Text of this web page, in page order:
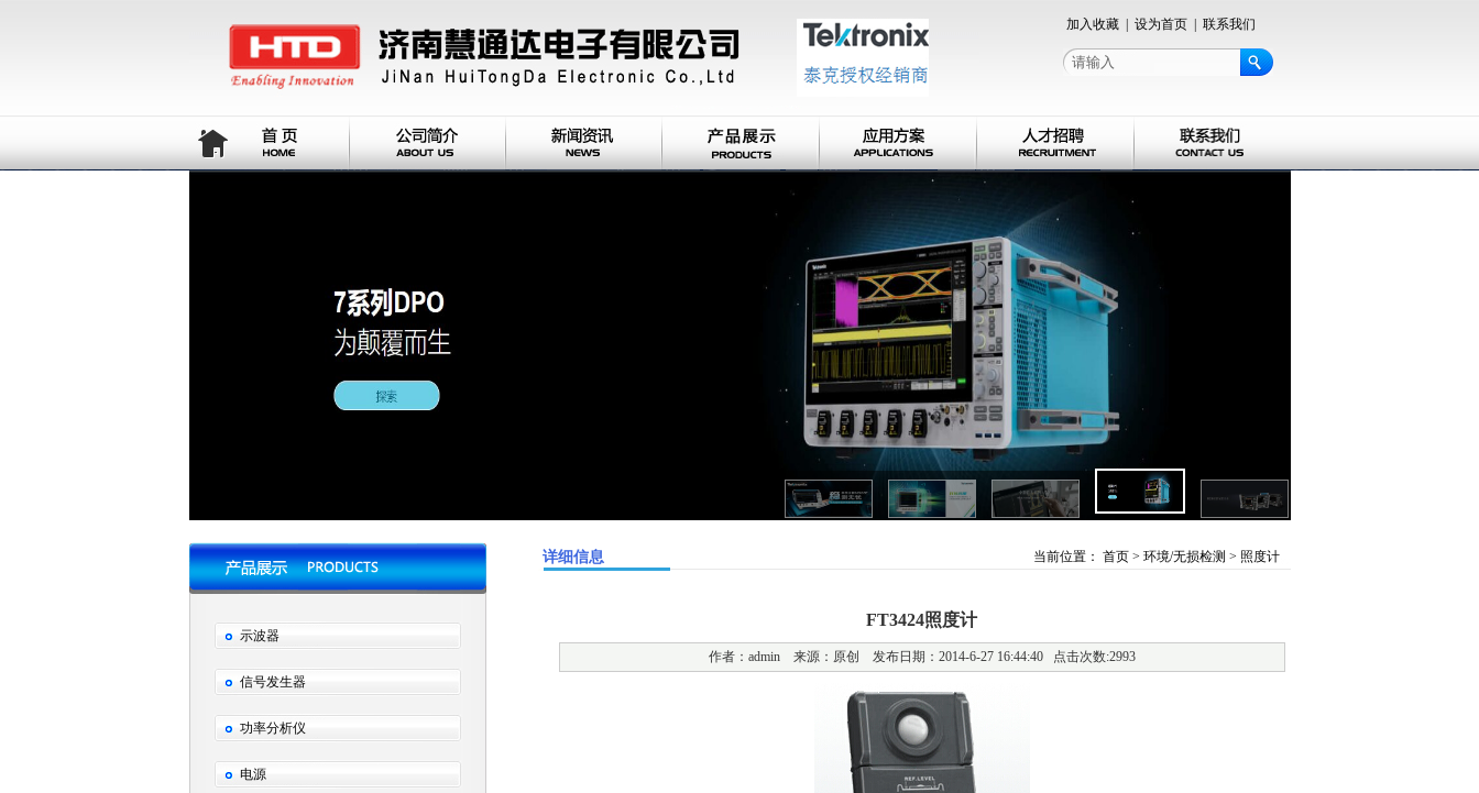
加入收藏 设为首页 联系我们
示波器
信号发生器
功率分析仪
电源
当前位置： 首页> 环境/无损检测 > 照度计
详细信息
FT3424照度计
作者：admin 来源：原创 发布日期：2014-6-27 16:44:40 点击次数:2993